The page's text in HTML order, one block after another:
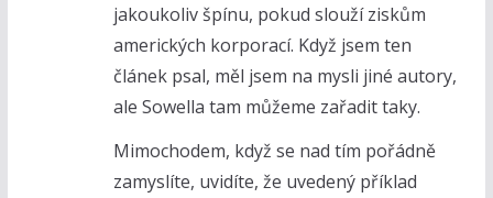
jakoukoliv špínu, pokud slouží ziskům
amerických korporací. Když jsem ten
článek psal, měl jsem na mysli jiné autory,
ale Sowella tam můžeme zařadit taky.
Mimochodem, když se nad tím pořádně
zamyslíte, uvidíte, že uvedený příklad